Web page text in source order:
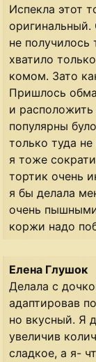
Испекла этот
не получилось
хватило
комом. Зато
Пришлось
и расположить
популярны
только туда
я тоже
тортик очень
я бы делала
очень
коржи надо
Елена Глушок
Делала с
адаптировав
но вкусный. Я
увеличив
сладкое, а я-